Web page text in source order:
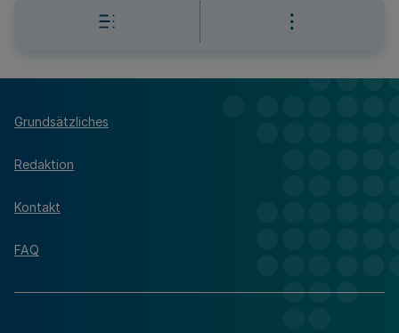
Grundsätzliches
Redaktion
Kontakt
FAQ